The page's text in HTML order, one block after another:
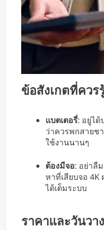
ข้อสังเกตที่ควร
แบตเตอรี่: อยู่ไ
ว่าควรพกสายช
ใช้งานนานๆ
ต้องมีจอ: อย่าลื
หาที่เสียบจอ 4K
ได้เต็มระบบ
ราคาและวันวา